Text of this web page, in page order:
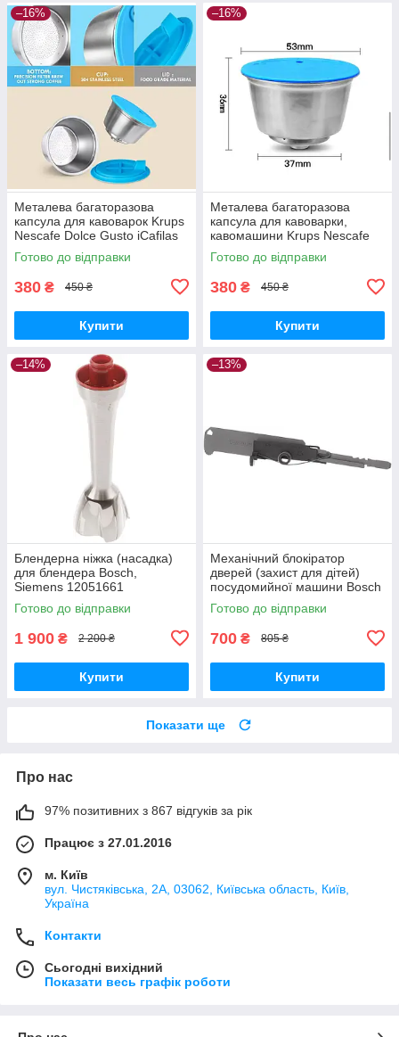
–16%
Металева багаторазова
капсула для кавоварок Krups
Nescafe Dolce Gusto iCafilas
CCBLDG01
Готово до відправки
380 ₴ 450 ₴
Купити
–16%
Металева багаторазова
капсула для кавоварки,
кавомашини Krups Nescafe
Dolce Gusto iCafilas
Готово до відправки
380 ₴ 450 ₴
Купити
–14%
Блендерна ніжка (насадка)
для блендера Bosch,
Siemens 12051661
(12041975)
Готово до відправки
1 900 ₴ 2 200 ₴
Купити
–13%
Механічний блокіратор
дверей (захист для дітей)
посудомийної машини Bosch
12021443
Готово до відправки
700 ₴ 805 ₴
Купити
Показати ще
Про нас
97% позитивних з 867 відгуків за рік
Працює з 27.01.2016
м. Київ
вул. Чистяківська, 2А, 03062, Київська область, Київ,
Україна
Контакти
Сьогодні вихідний
Показати весь графік роботи